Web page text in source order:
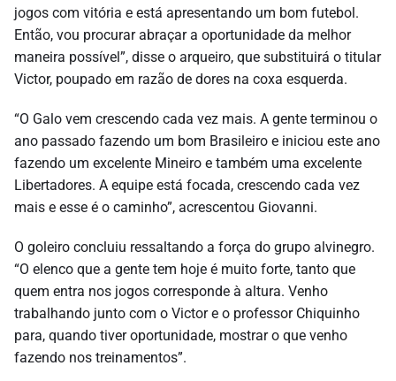
jogos com vitória e está apresentando um bom futebol.
Então, vou procurar abraçar a oportunidade da melhor
maneira possível”, disse o arqueiro, que substituirá o titular
Victor, poupado em razão de dores na coxa esquerda.
“O Galo vem crescendo cada vez mais. A gente terminou o
ano passado fazendo um bom Brasileiro e iniciou este ano
fazendo um excelente Mineiro e também uma excelente
Libertadores. A equipe está focada, crescendo cada vez
mais e esse é o caminho”, acrescentou Giovanni.
O goleiro concluiu ressaltando a força do grupo alvinegro.
“O elenco que a gente tem hoje é muito forte, tanto que
quem entra nos jogos corresponde à altura. Venho
trabalhando junto com o Victor e o professor Chiquinho
para, quando tiver oportunidade, mostrar o que venho
fazendo nos treinamentos”.